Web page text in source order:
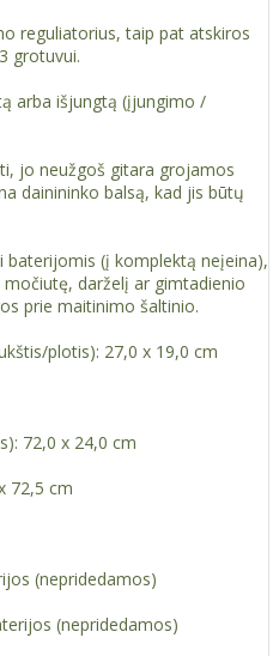
reguliatorius, taip pat atskiros
grotuvui.
arba išjungtą (įjungimo /
jo neužgoš gitara grojamos
dainininko balsą, kad jis būtų
baterijomis (į komplektą neįeina),
darželį ar gimtadienio
prie maitinimo šaltinio.
plotis): 27,0 x 19,0 cm
72,0 x 24,0 cm
72,5 cm
(nepridedamos)
(nepridedamos)